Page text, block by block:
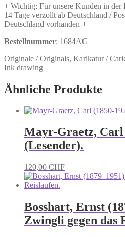
+ Wichtig: Für unsere Kunden in der
14 Tage verzollt ab Deutschland /
Deutschland vorhanden +
Bestellnummer: 1684AG
Originale / Originals, Karikatur /
Ink drawing
Ähnliche Produkte
Mayr-Graetz, Carl
(Lesender).
120,00 CHF
Bosshart, Ernst
Zwingli gegen das